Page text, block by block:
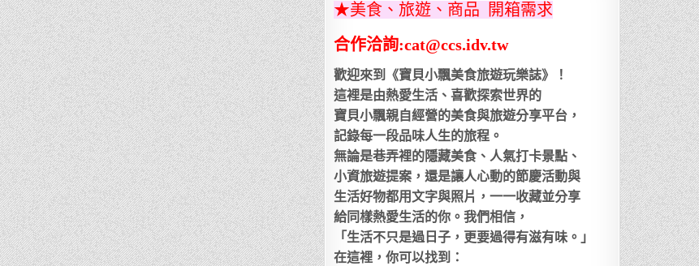
★美食、旅遊、商品 開箱需求
合作洽詢:cat@ccs.idv.tw
歡迎來到《寶貝小飄美食旅遊玩樂誌》！
這裡是由熱愛生活、喜歡探索世界的
寶貝小飄親自經營的美食與旅遊分享平台，
記錄每一段品味人生的旅程。
無論是巷弄裡的隱藏美食、人氣打卡景點、
小資旅遊提案，還是讓人心動的節慶活動與
生活好物都用文字與照片，一一收藏並分享
給同樣熱愛生活的你。我們相信，
「生活不只是過日子，更要過得有滋有味。」
在這裡，你可以找到：